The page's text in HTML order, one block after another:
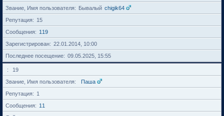
Звание, Имя пользователя
Бывалый chigik64
Репутация
15
Сообщения
119
Зарегистрирован
22.01.2014, 10:00
Последнее посещение
09.05.2025, 15:55
19
Звание, Имя пользователя
Паша
Репутация
1
Сообщения
11